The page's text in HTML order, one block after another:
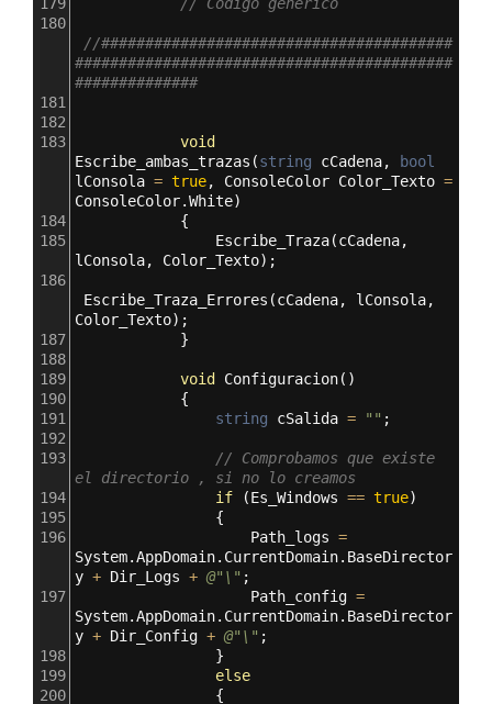
179
// Codigo generico
180
//########################################
###########################################
##############
181
182
183
void
Escribe_ambas_trazas (string cCadena,
bool
lConsola = true, ConsoleColor Color_Texto =
ConsoleColor.White)
184
{
185
Escribe_Traza(cCadena
lConsola, Color_Texto);
186
Escribe_Traza_Errores (cCadena, lConsola
Color_Texto);
187
}
188
189
void Configuracion()
190
{
191
string cSalida = "" ;
192
193
// Comprobamos que existe
el directorio , si no lo creamos
194
if (Es_Windows == true)
195
{
196
Path_logs =
System.AppDomain. CurrentDomain. BaseDirector
y + Dir_Logs + @"\" ;
197
Path_config =
System.AppDomain. CurrentDomain. BaseDirector
y + Dir_Config + @"\" ;
198
}
199
else
200
{